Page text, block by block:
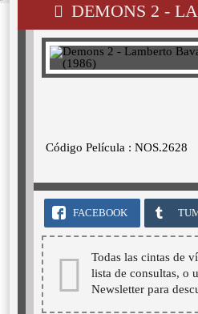
DEMONS 2 -
Código Película : NOS.2628
FACEBOOK
Todas las cintas de
lista de consultas, o
Newsletter para